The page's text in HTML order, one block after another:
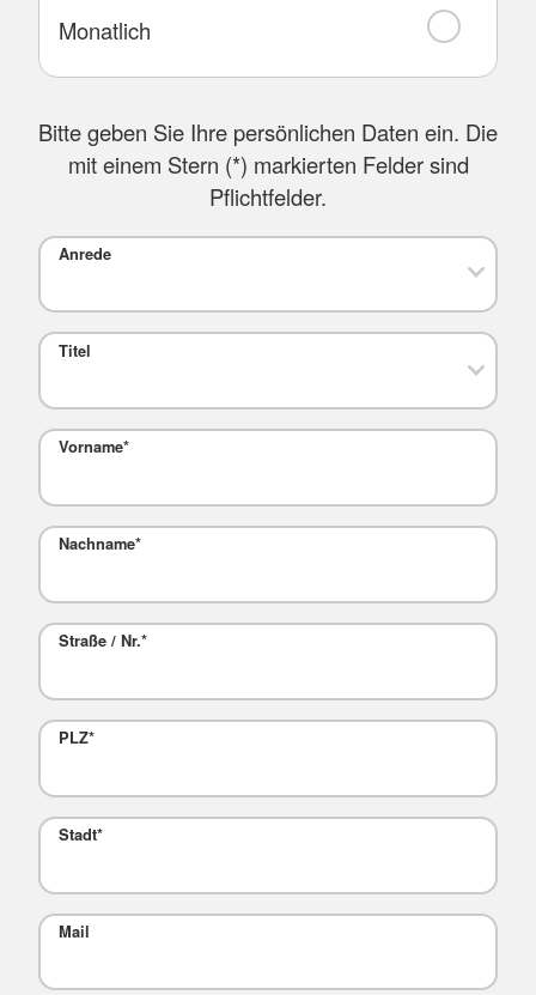
Monatlich
Bitte geben Sie Ihre persönlichen Daten ein. Die
mit einem Stern (*) markierten Felder sind
Pflichtfelder.
Anrede
Titel
Vorname*
Nachname*
Straße / Nr.*
PLZ*
Stadt*
Mail